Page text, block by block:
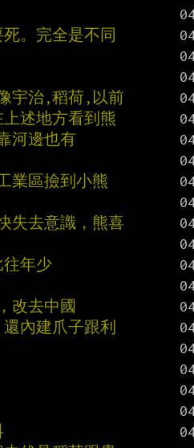
。完全是不同
宇治,稻荷,以前
述地方看到熊
河邊也有
業區撿到小熊
失去意識，熊喜
年少
改去中國
內建爪子跟利